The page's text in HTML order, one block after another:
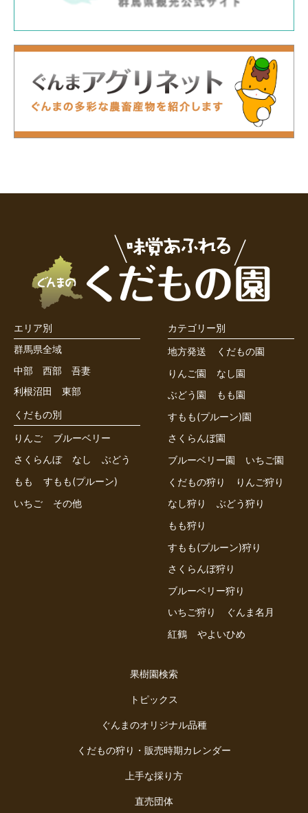
エリア別
群馬県全域
中部
西部
吾妻
利根沼田
東部
くだもの別
りんご
ブルーベリー
さくらんぼ
なし
ぶどう
もも
すもも(プルーン)
いちご
その他
カテゴリー別
地方発送
くだもの園
りんご園
なし園
ぶどう園
もも園
すもも(プルーン)園
さくらんぼ園
ブルーベリー園
いちご園
くだもの狩り
りんご狩り
なし狩り
ぶどう狩り
もも狩り
すもも(プルーン)狩り
さくらんぼ狩り
ブルーベリー狩り
いちご狩り
ぐんま名月
紅鶴
やよいひめ
果樹園検索
トピックス
ぐんまのオリジナル品種
くだもの狩り・販売時期カレンダー
上手な採り方
直売団体